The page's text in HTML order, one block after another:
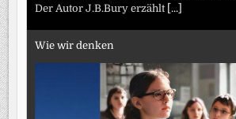
Der Autor J.B.Bury erzählt [...]
Wie wir denken